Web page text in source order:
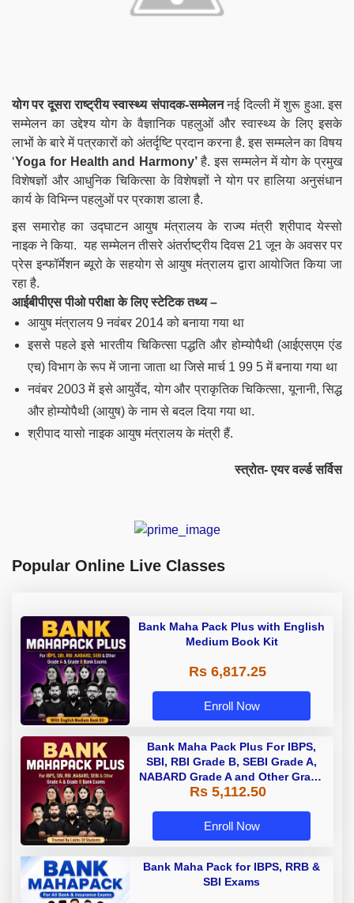
योग पर दूसरा राष्ट्रीय स्वास्थ्य संपादक-सम्मेलननई दिल्ली में शुरू हुआ. इस
सम्मेलन का उद्देश्य योग के वैज्ञानिक पहलुओं और स्वास्थ्य के लिए इसके
लाभों के बारे में पत्रकारों को अंतर्दृष्टि प्रदान करना है. इस सम्मलेन का विषय
‘Yoga for Health and Harmony’है. इस सम्मलेन में योग के प्रमुख
विशेषज्ञों और आधुनिक चिकित्सा के विशेषज्ञों ने योग पर हालिया अनुसंधान
कार्य के विभिन्न पहलुओं पर प्रकाश डाला है.
इस समारोह का उद्घाटन आयुष मंत्रालय के राज्य मंत्री श्रीपाद येस्सो
नाइक ने किया. यह सम्मेलन तीसरे अंतर्राष्ट्रीय दिवस 21 जून के अवसर पर
प्रेस इन्फॉर्मेशन ब्यूरो के सहयोग से आयुष मंत्रालय द्वारा आयोजित किया जा
रहा है.
आईबीपीएस पीओ परीक्षा के लिए स्टेटिक तथ्य –
आयुष मंत्रालय 9 नवंबर 2014 को बनाया गया था
इससे पहले इसे भारतीय चिकित्सा पद्धति और होम्योपैथी (आईएसएम एंड
एच) विभाग के रूप में जाना जाता था जिसे मार्च 1 99 5 में बनाया गया था
नवंबर 2003 में इसे आयुर्वेद, योग और प्राकृतिक चिकित्सा, यूनानी, सिद्ध
और होम्योपैथी (आयुष) के नाम से बदल दिया गया था.
श्रीपाद यासो नाइक आयुष मंत्रालय के मंत्री हैं.
स्त्रोत- एयर वर्ल्ड सर्विस
Popular Online Live Classes
Bank Maha Pack Plus with English
Medium Book Kit
Rs 6,817.25
Enroll Now
Bank Maha Pack Plus For IBPS,
SBI, RBI Grade B, SEBI Grade A,
NABARD Grade A and Other Grade
A & Grade B Bank Exams
Rs 5,112.50
Enroll Now
Bank Maha Pack for IBPS, RRB &
SBI Exams